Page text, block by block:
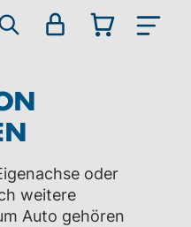
oder
weitere
Auto gehören